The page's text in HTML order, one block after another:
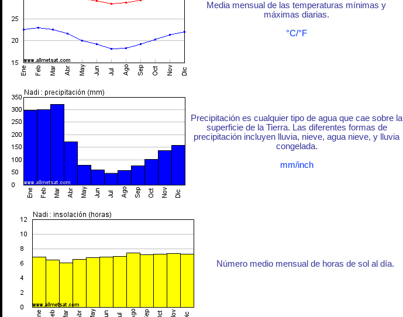
Media mensual de las temperaturas mínimas y
máximas diarias.
°C/°F
Precipitación es cualquier tipo de agua que cae sobre la
superficie de la Tierra. Las diferentes formas de
precipitación incluyen lluvia, nieve, agua nieve, y lluvia
congelada.
mm/inch
Número medio mensual de horas de sol al día.